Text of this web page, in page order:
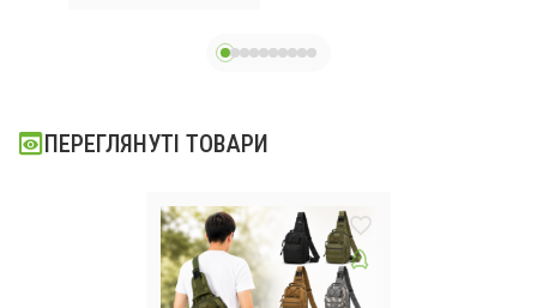
ПЕРЕГЛЯНУТІ ТОВАРИ